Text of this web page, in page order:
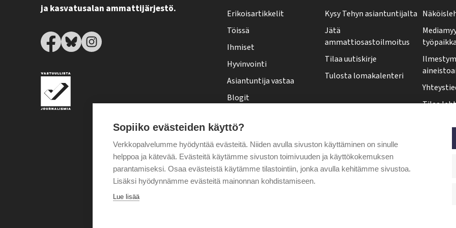
ja kasvatusalan ammattijärjestö.
y
-
l
e
h
t
f
o
o
t
Erikoisartikkelit
Töissä
Ihmiset
Hyvinvointi
Asiantuntija vastaa
Blogit
Pääkirjoitus
Puheenjohtajalta
Kysy Tehyn asiantuntijalta
Jätä
ammattiosastoilmoitus
Tilaa uutiskirje
Tulosta lomakalenteri
Tilaa
Sopiiko evästeiden käyttö?
Verkkopalvelumme hyödyntää evästeitä. Niiden avulla sivuston käyttäminen on sinulle
helppoa ja kätevää. Evästeitä käytämme sivuston toimivuuden ja käyttökokemuksen
parantamiseksi. Osaa evästeistä käytämme tilastointiin, jonka avulla kehitämme sivustoa.
Lisäksi hyödynnämme evästeitä mainonnan kohdistamiseen.
Lue lisää